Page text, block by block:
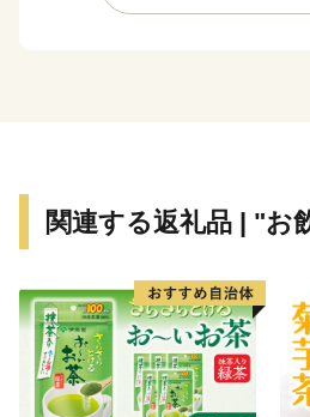
小さい町ながら、農業をはじめ
関連する返礼品 | "お